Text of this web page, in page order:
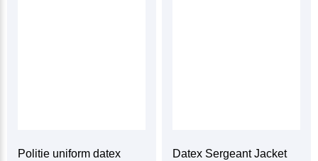
Politie uniform datex Datex Sergeant Jacket